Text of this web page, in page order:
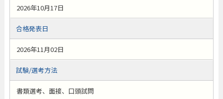
2026年10月17日
合格発表日
2026年11月02日
試験/選考方法
書類選考、面接、口頭試問